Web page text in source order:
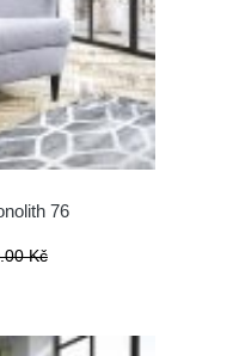
76
Kč